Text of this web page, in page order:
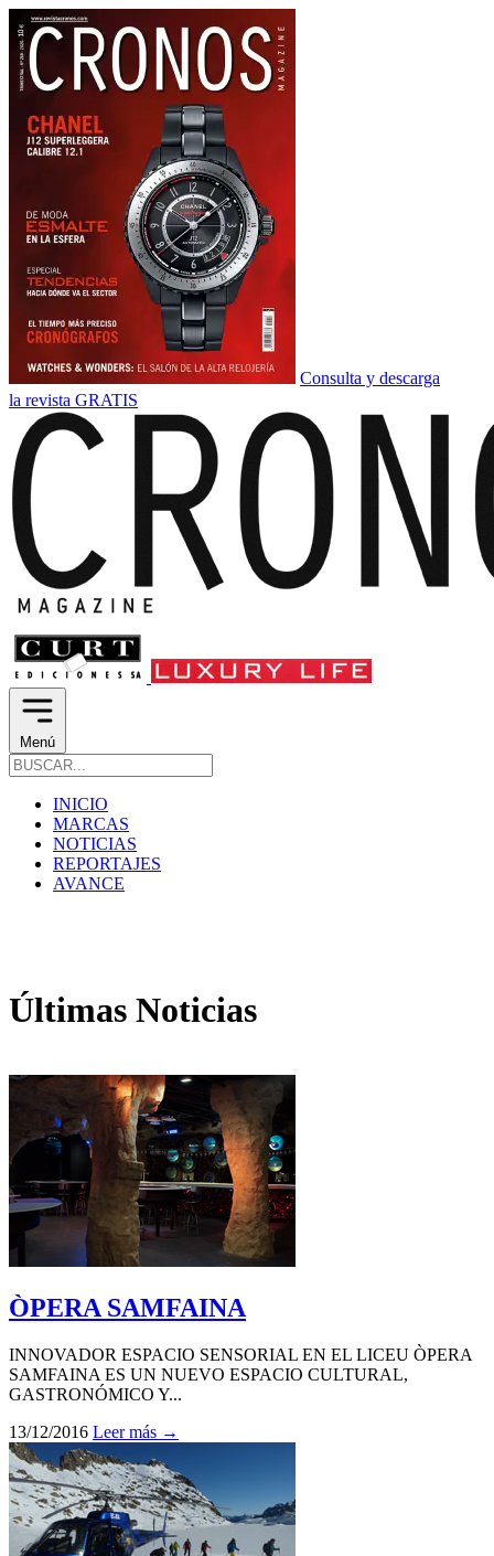
Consulta y descarga
la revista GRATIS
Menú
INICIO
MARCAS
NOTICIAS
REPORTAJES
AVANCE
Últimas Noticias
ÒPERA SAMFAINA
INNOVADOR ESPACIO SENSORIAL EN EL LICEU ÒPERA
SAMFAINA ES UN NUEVO ESPACIO CULTURAL,
GASTRONÓMICO Y...
13/12/2016 Leer más →